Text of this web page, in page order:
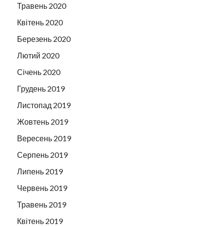
Травень 2020
Квітень 2020
Березень 2020
Лютий 2020
Січень 2020
Грудень 2019
Листопад 2019
Жовтень 2019
Вересень 2019
Серпень 2019
Липень 2019
Червень 2019
Травень 2019
Квітень 2019